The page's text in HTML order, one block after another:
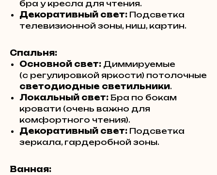
бра у кресла для чтения.
Декоративный свет: Подсветка
телевизионной зоны, ниш, картин.
Спальня:
Основной свет: Диммируемые
(с регулировкой яркости) потолочные
светодиодные светильники.
Локальный свет: Бра по бокам
кровати (очень важно для
комфортного чтения).
Декоративный свет: Подсветка
зеркала, гардеробной зоны.
Ванная: